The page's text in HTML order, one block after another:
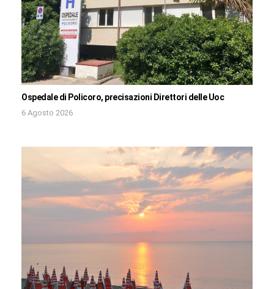
Ospedale di Policoro, precisazioni Direttori delle Uoc
6 Agosto 2026